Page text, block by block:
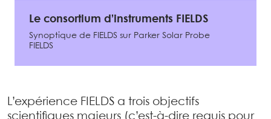
Le consortium d’instruments FIELDS
Synoptique de FIELDS sur Parker Solar Probe
FIELDS
L’expérience FIELDS a trois objectifs
scientifiques majeurs (c’est-à-dire requis pour